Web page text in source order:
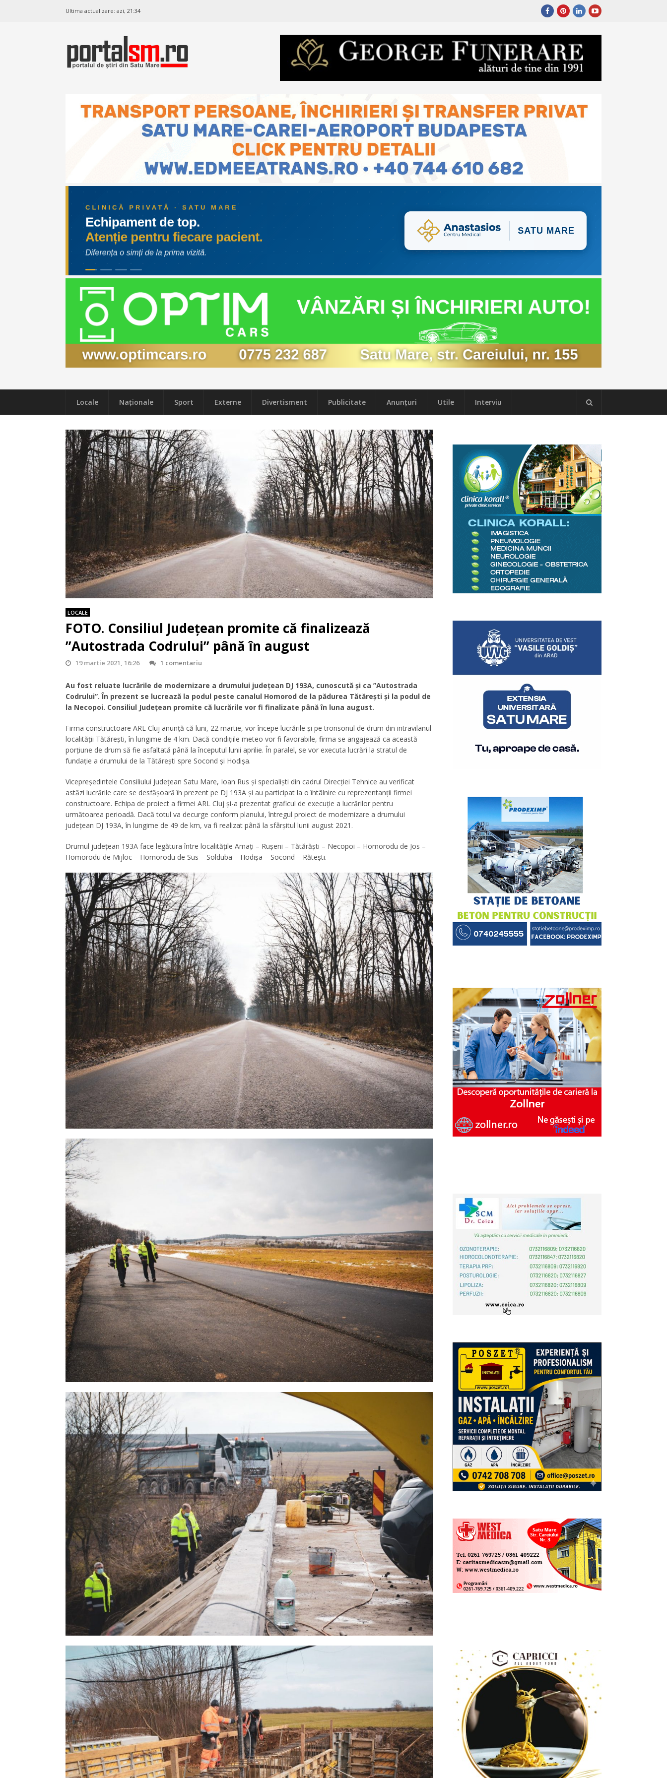
Ultima actualizare: azi, 21:34
Locale Naţionale Sport Externe Divertisment Publicitate Anunțuri Utile Interviu
LOCALE
FOTO. Consiliul Județean promite că finalizează
”Autostrada Codrului” până în august
19 martie 2021, 16:26 1 comentariu
Au fost reluate lucrările de modernizare a drumului județean DJ 193A, cunoscută și ca ”Autostrada
Codrului”. În prezent se lucrează la podul peste canalul Homorod de la pădurea Tătărești și la podul de
la Necopoi. Consiliul Județean promite că lucrările vor fi finalizate până în luna august.
Firma constructoare ARL Cluj anunță că luni, 22 martie, vor începe lucrările și pe tronsonul de drum din intravilanul
localității Tătărești, în lungime de 4 km. Dacă condițiile meteo vor fi favorabile, firma se angajează ca această
porțiune de drum să fie asfaltată până la începutul lunii aprilie. În paralel, se vor executa lucrări la stratul de
fundație a drumului de la Tătărești spre Socond și Hodișa.
Vicepreședintele Consiliului Județean Satu Mare, Ioan Rus și specialiști din cadrul Direcției Tehnice au verificat
astăzi lucrările care se desfășoară în prezent pe DJ 193A și au participat la o întâlnire cu reprezentanții firmei
constructoare. Echipa de proiect a firmei ARL Cluj și-a prezentat graficul de execuție a lucrărilor pentru
următoarea perioadă. Dacă totul va decurge conform planului, întregul proiect de modernizare a drumului
județean DJ 193A, în lungime de 49 de km, va fi realizat până la sfârșitul lunii august 2021.
Drumul județean 193A face legătura între localitățile Amați – Ruşeni – Tătărăşti – Necopoi – Homorodu de Jos –
Homorodu de Mijloc – Homorodu de Sus – Solduba – Hodişa – Socond – Răteşti.